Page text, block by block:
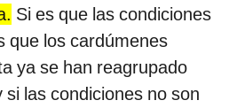
Si es que las condiciones
que los cardúmenes
ya se han reagrupado
las condiciones no son